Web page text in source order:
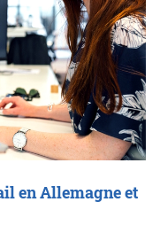
en Allemagne et